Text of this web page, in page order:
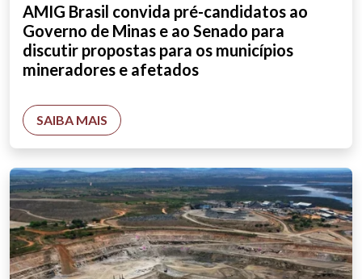
AMIG Brasil convida pré-candidatos ao
Governo de Minas e ao Senado para
discutir propostas para os municípios
mineradores e afetados
SAIBA MAIS